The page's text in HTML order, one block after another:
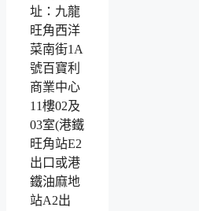
址：九龍
旺角西洋
菜南街1A
號百寶利
商業中心
11樓02及
03室(港鐵
旺角站E2
出口或港
鐵油麻地
站A2出